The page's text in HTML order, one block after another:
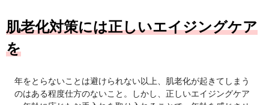
肌老化対策には正しいエイジングケア
を
年をとらないことは避けられない以上、肌老化が起きてしまう
のはある程度仕方のないこと。しかし、正しいエイジングケア